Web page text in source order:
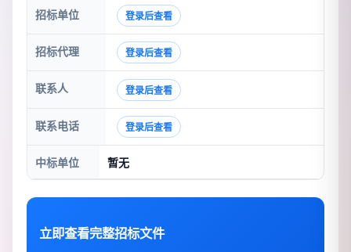
招标单位 登录后查看
招标代理 登录后查看
联系人 登录后查看
联系电话 登录后查看
中标单位 暂无
立即查看完整招标文件